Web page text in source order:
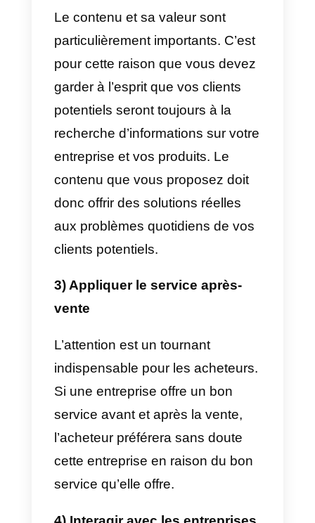
directement leurs clients
potentiels, d’établir des relations
par le biais de connexions et de
canaux existants et connus, et
même de simplifier les
Comment utiliser les
réseaux sociaux pour
vendre?
Pour vendre sur les réseaux
sociaux, vous devez connaître
stratégies qui peuvent vous aider
à trouver des clients potentiels.
Une fois cet objectif atteint, les
vendeurs seront en mesure de
faire leur travail en appliquant le